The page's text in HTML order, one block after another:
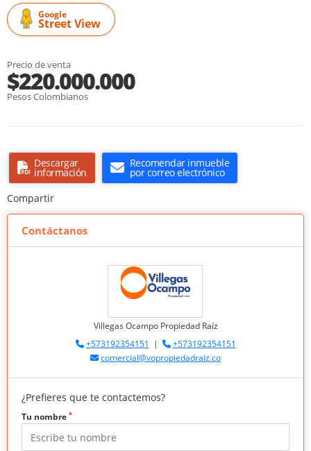
Google
Street View
Precio de venta
$220.000.000
Pesos Colombianos
Descargar
información
Recomendar inmueble
por correo electrónico
Compartir
Contáctanos
Villegas Ocampo Propiedad Raíz
+573192354151 |
+573192354151
comercial@vopropiedadraiz.co
¿Prefieres que te contactemos?
Tu nombre *